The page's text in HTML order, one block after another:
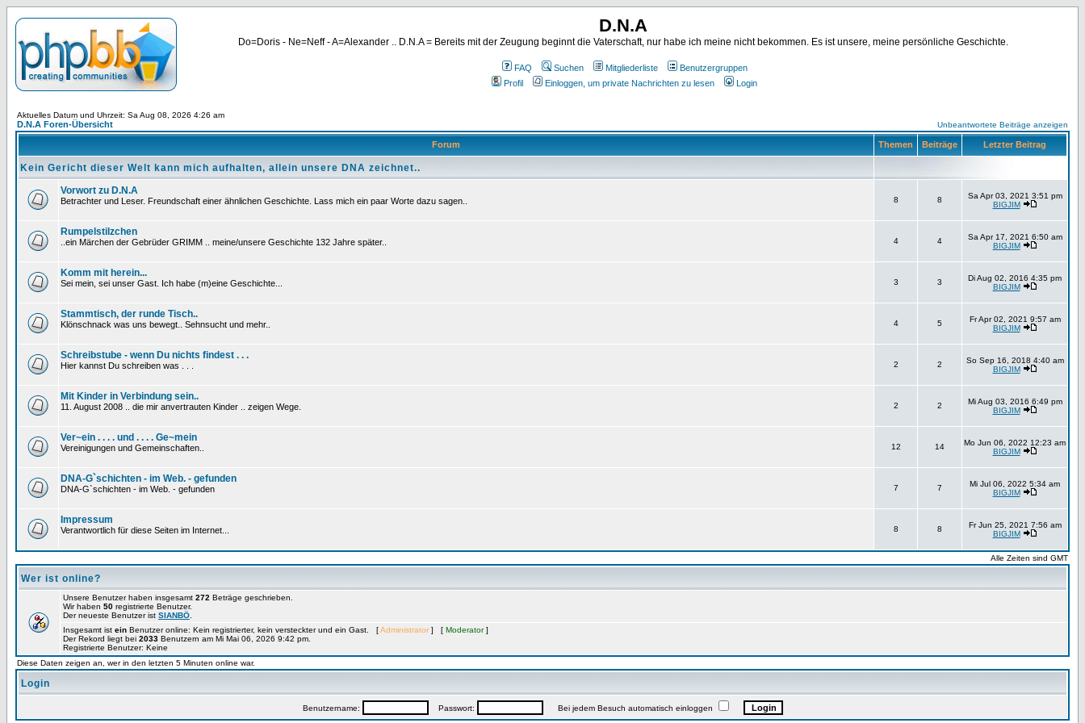
D.N.A
Do=Doris - Ne=Neff - A=Alexander .. D.N.A = Bereits mit der Zeugung beginnt die Vaterschaft, nur habe ich meine nicht bekommen. Es ist unsere, meine persönliche Geschichte.
FAQ Suchen Mitgliederliste
Benutzergruppen
Profil
Einloggen, um private Nachrichten zu lesen Login
Aktuelles Datum und Uhrzeit: Sa Aug 08, 2026 4:26 am
D.N.A Foren-Übersicht Unbeantwortete Beiträge anzeigen
Forum Themen Beiträge Letzter Beitrag
Kein Gericht dieser Welt kann mich aufhalten, allein unsere DNA zeichnet..
Vorwort zu D.N.A
Betrachter und Leser. Freundschaft einer ähnlichen Geschichte. Lass mich ein paar Worte dazu sagen.. 8 8
Sa Apr 03, 2021 3:51 pm
BIGJIM
Rumpelstilzchen
..ein Märchen der Gebrüder GRIMM .. meine/unsere Geschichte 132 Jahre später.. 4 4
Sa Apr 17, 2021 6:50 am
BIGJIM
Komm mit herein...
Sei mein, sei unser Gast. Ich habe (m)eine Geschichte... 3 3
Di Aug 02, 2016 4:35 pm
BIGJIM
Stammtisch, der runde Tisch..
Klönschnack was uns bewegt.. Sehnsucht und mehr.. 4 5
Fr Apr 02, 2021 9:57 am
BIGJIM
Schreibstube - wenn Du nichts findest . . .
Hier kannst Du schreiben was . . . 2 2
So Sep 16, 2018 4:40 am
BIGJIM
Mit Kinder in Verbindung sein..
11. August 2008 .. die mir anvertrauten Kinder .. zeigen Wege. 2 2
Mi Aug 03, 2016 6:49 pm
BIGJIM
Ver~ein . . . . und . . . . Ge~mein
Vereinigungen und Gemeinschaften.. 12 14
Mo Jun 06, 2022 12:23 am
BIGJIM
DNA-G`schichten - im Web. - gefunden
DNA-G`schichten - im Web. - gefunden 7 7
Mi Jul 06, 2022 5:34 am
BIGJIM
Impressum
Verantwortlich für diese Seiten im Internet... 8 8
Fr Jun 25, 2021 7:56 am
BIGJIM
Alle Zeiten sind GMT
Wer ist online?
Unsere Benutzer haben insgesamt 272 Beträge geschrieben.
Wir haben 50 registrierte Benutzer.
Der neueste Benutzer ist SIANBÖ
Insgesamt ist ein Benutzer online: Kein registrierter, kein versteckter und ein Gast. [Administrator ] [ Moderator]
Der Rekord liegt bei 2033 Benutzern am Mi Mai 06, 2026 9:42 pm.
Registrierte Benutzer: Keine
Diese Daten zeigen an, wer in den letzten 5 Minuten online war.
Login
Benutzername: Passwort: Bei jedem Besuch automatisch einloggen